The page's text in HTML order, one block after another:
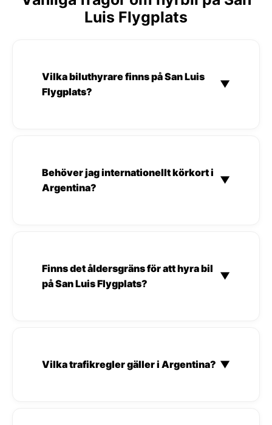
Luis Flygplats
Vilka biluthyrare finns på San Luis
Flygplats?
▼
Behöver jag internationellt körkort i
Argentina?
▼
Finns det åldersgräns för att hyra bil
på San Luis Flygplats?
▼
Vilka trafikregler gäller i Argentina? ▼